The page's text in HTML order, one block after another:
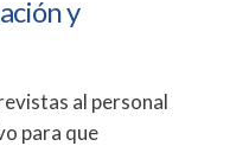
y
al personal
para que